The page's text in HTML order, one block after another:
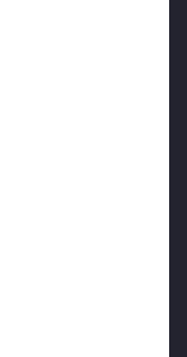
miyim
ettim
Üç
öbür
olur